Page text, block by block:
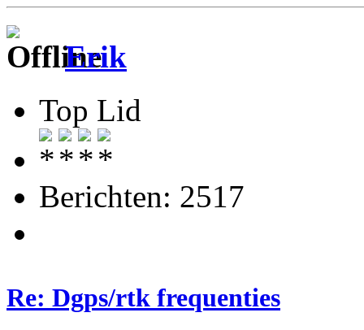
Erik
Top Lid
Berichten: 2517
Re: Dgps/rtk frequenties